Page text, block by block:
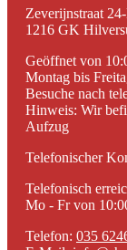
Zeverijnstraat
1216 GK
Geöffnet von
Montag bis
Besuche nach
Hinweis: Wir
Aufzug
Telefonischer
Telefonisch
Mo - Fr von
Telefon: 035